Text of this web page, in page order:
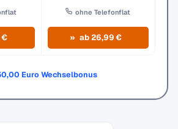
€
ohne Telefonflat
ab 26,99 €
Euro Wechselbonus